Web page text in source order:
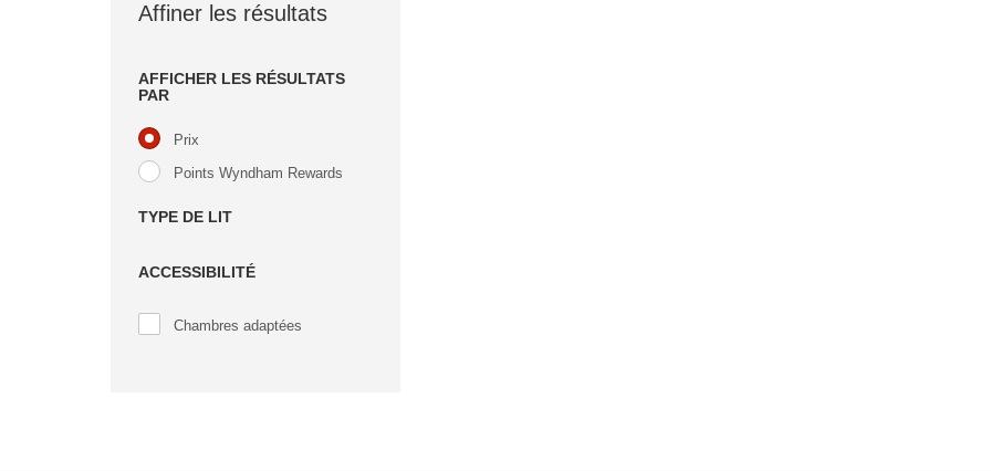
Affiner les résultats
AFFICHER LES RÉSULTATS
PAR
Prix
Points Wyndham Rewards
TYPE DE LIT
ACCESSIBILITÉ
Chambres adaptées